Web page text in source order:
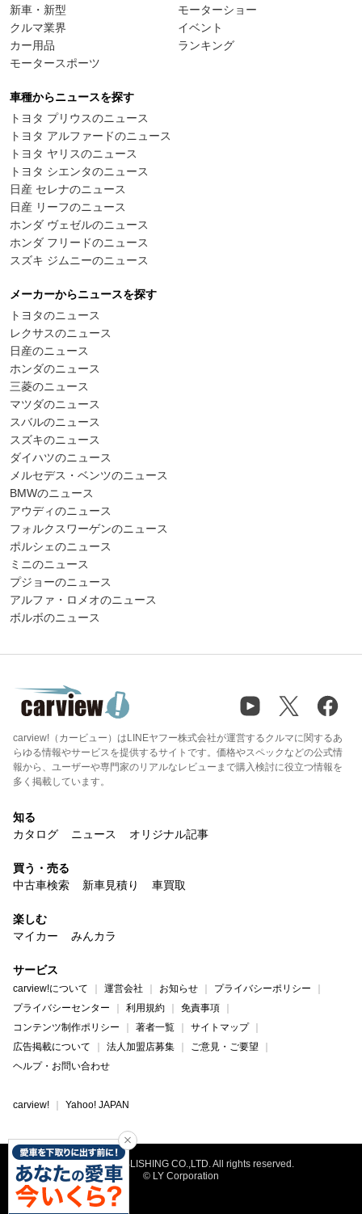
新車・新型
クルマ業界
カー用品
モータースポーツ
モーターショー
イベント
ランキング
車種からニュースを探す
トヨタ プリウスのニュース
トヨタ アルファードのニュース
トヨタ ヤリスのニュース
トヨタ シエンタのニュース
日産 セレナのニュース
日産 リーフのニュース
ホンダ ヴェゼルのニュース
ホンダ フリードのニュース
スズキ ジムニーのニュース
メーカーからニュースを探す
トヨタのニュース
レクサスのニュース
日産のニュース
ホンダのニュース
三菱のニュース
マツダのニュース
スバルのニュース
スズキのニュース
ダイハツのニュース
メルセデス・ベンツのニュース
BMWのニュース
アウディのニュース
フォルクスワーゲンのニュース
ポルシェのニュース
ミニのニュース
プジョーのニュース
アルファ・ロメオのニュース
ボルボのニュース
carview!（カービュー）はLINEヤフー株式会社が運営するクルマに関するあ
らゆる情報やサービスを提供するサイトです。価格やスペックなどの公式情
報から、ユーザーや専門家のリアルなレビューまで購入検討に役立つ情報を
多く掲載しています。
知る
カタログ
ニュース オリジナル記事
買う・売る
中古車検索
新車見積り 車買取
楽しむ
マイカー
みんカラ
サービス
carview!について 運営会社 お知らせ
プライバシーポリシー
プライバシーセンター
利用規約
免責事項
コンテンツ制作ポリシー
著者一覧
サイトマップ
広告掲載について
法人加盟店募集
ご意見・ご要望
ヘルプ・お問い合わせ
carview! Yahoo! JAPAN
©NAIGAI PUBLISHING CO.,LTD. All rights reserved.
© LY Corporation